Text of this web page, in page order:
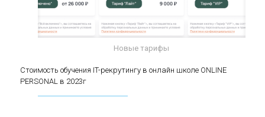
Стоимость обучения IT-рекрутингу в онлайн
Новые тарифы
Стоимость обучения IT-рекрутингу в онлайн школе ONLINE
PERSONAL в 2023г